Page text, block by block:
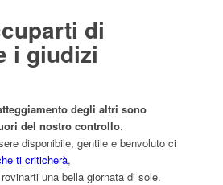
di
i giudizi
degli altri sono
del nostro controllo.
disponibile, gentile e benvoluto ci
ti criticherà,
una bella giornata di sole.